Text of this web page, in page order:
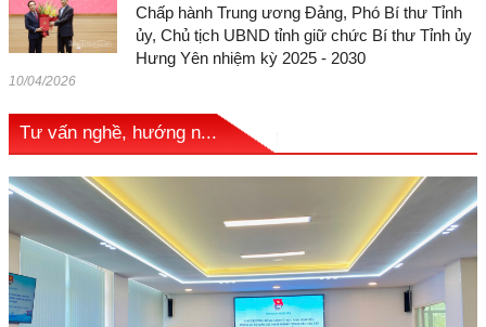
Chấp hành Trung ương Đảng, Phó Bí thư Tỉnh
ủy, Chủ tịch UBND tỉnh giữ chức Bí thư Tỉnh ủy
Hưng Yên nhiệm kỳ 2025 - 2030
10/04/2026
Tư vấn nghề, hướng n...